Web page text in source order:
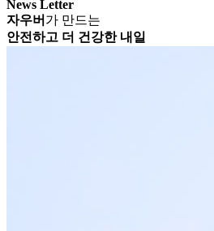
News Letter
자우버 가 만드는
안전하고 더 건강한 내일